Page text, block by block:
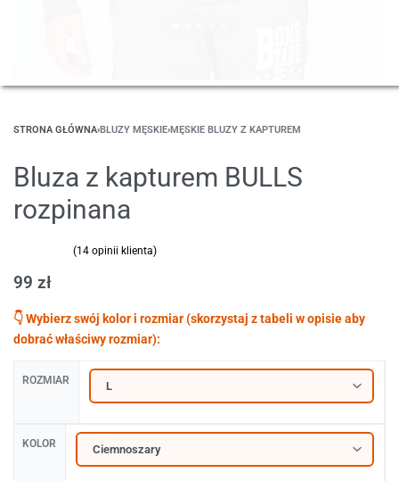
STRONA GŁÓWNA›BLUZY MĘSKIE›MĘSKIE BLUZY Z KAPTUREM
Bluza z kapturem BULLS
rozpinana
(14 opinii klienta)
99 zł
ROZMIAR
KOLOR